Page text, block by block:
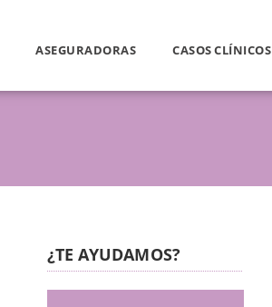
ASEGURADORAS CASOS CLÍNICOS
¿TE AYUDAMOS?